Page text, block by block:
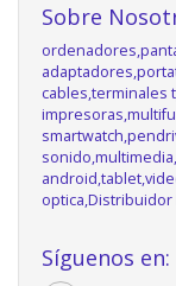
Sobre
cables,terminales
Síguenos en: